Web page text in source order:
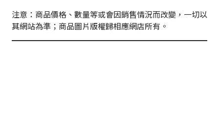
注意：商品價格、數量等或會因銷售情況而改變，一切以
其網站為準；商品圖片版權歸相應網店所有。